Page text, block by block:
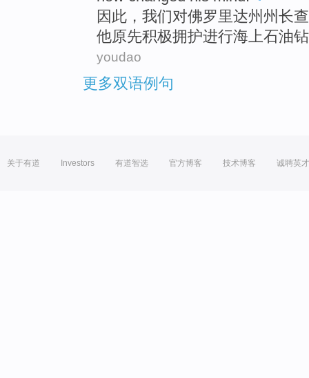
因此 ， 我们对佛罗里达州 州长
他原先积极拥护进行海上石油
youdao
更多双语例句
关于有道 Investors 有道智选 官方博客 技术博客 诚聘英才